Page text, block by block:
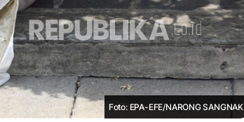
Foto: EPA-EFE/NARONG SANGNAK